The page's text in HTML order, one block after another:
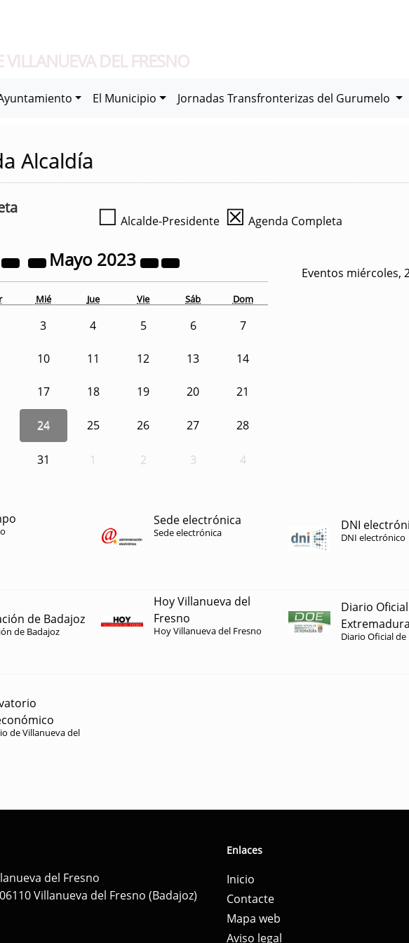
DEL FRESNO
El Municipio Jornadas Transfronterizas del Gurumelo
Alcaldía
☐ Alcalde-Presidente ☒ Agenda Completa
Mayo 2023
Mié Jue Vie Sáb Dom
3 4 5 6 7
10 11 12 13 14
17 18 19 20 21
24 25 26 27 28
31 1 2 3 4
Eventos miércoles,
Sede electrónica
Sede electrónica DNI
DNI electrónico
de Badajoz
de Badajoz
Hoy Villanueva del
Fresno
Hoy Villanueva del Fresno
Diario
Extremadura
Diario Oficial
de Villanueva del
del Fresno
Villanueva del Fresno (Badajoz)
Enlaces
Inicio
Contacte
Mapa web
Aviso legal